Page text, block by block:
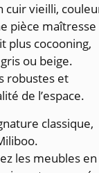
cuir vieilli,
pièce maîtresse
plus cocooning,
ou beige.
robustes et
de l’espace.
classique,
les meubles en